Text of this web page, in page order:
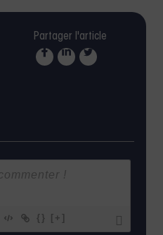
Partager l'article
{} [+]